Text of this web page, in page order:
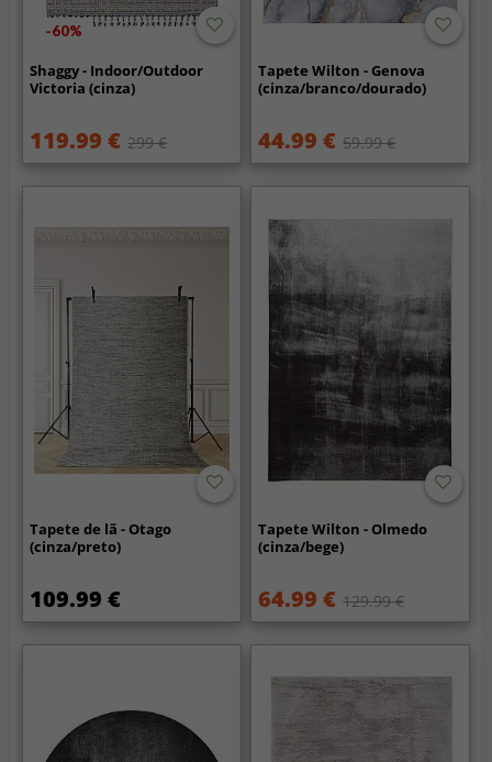
-60%
Shaggy - Indoor/Outdoor
Victoria (cinza)
119.99 € 299 €
Tapete Wilton - Genova
(cinza/branco/dourado)
44.99 € 59.99 €
Tapete de lã - Otago
(cinza/preto)
109.99 €
Tapete Wilton - Olmedo
(cinza/bege)
64.99 € 129.99 €